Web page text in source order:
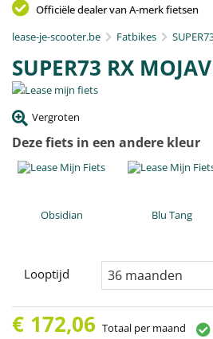
Officiële dealer van A-merk fietsen
lease-je-scooter.be
Fatbikes
SUPER73 RX
Vergroten
Deze fiets in een andere kleur
Obsidian Blu Tang
Looptijd
€ 172,06 Totaal per maand